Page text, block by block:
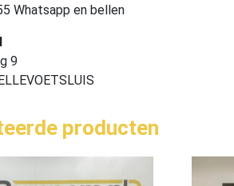
Whatsapp en bellen
9
producten